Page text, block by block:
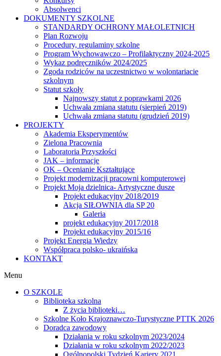
Absolwenci
DOKUMENTY SZKOLNE
STANDARDY OCHRONY MAŁOLETNICH
Plan Rozwoju
Procedury, regulaminy szkolne
Program Wychowawczo – Profilaktyczny 2024-2025
Wykaz podręczników 2024/2025
Zgoda rodziców na uczestnictwo w wolontariacie
szkolnym
Statut szkoły
Najnowszy statut z poprawkami 2026
Uchwała zmiana statutu (sierpień 2019)
Uchwała zmiana statutu (grudzień 2019)
PROJEKTY
Akademia Eksperymentów
Zielona Pracownia
Laboratoria Przyszłości
JAK – informacje
OK – Ocenianie Kształtujące
Projekt modernizacji pracowni komputerowej
Projekt Moja dzielnica- Artystyczne dusze
Projekt edukacyjny 2018/2019
Akcja SIŁOWNIA dla SP 20
Galeria
projekt edukacyjny 2017/2018
Projekt edukacyjny 2015/16
Projekt Energia Wiedzy
Współpraca polsko- ukraińska
KONTAKT
Menu
O SZKOLE
Biblioteka szkolna
Z życia biblioteki…
Szkolne Koło Krajoznawczo-Turystyczne PTTK 2026
Doradca zawodowy
Działania w roku szkolnym 2023/2024
Działania w roku szkolnym 2022/2023
Ogólnopolski Tydzień Kariery 2021